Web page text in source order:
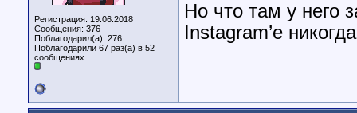
Регистрация: 19.06.2018
Сообщения: 376
Поблагодарил(а): 276
Поблагодарили 67 раз(а) в 52
сообщениях
Но что там у него
Instagram’е